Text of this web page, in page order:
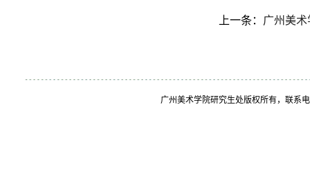
上一条： 广州美
广州美术学院研究生处版权所有，联系